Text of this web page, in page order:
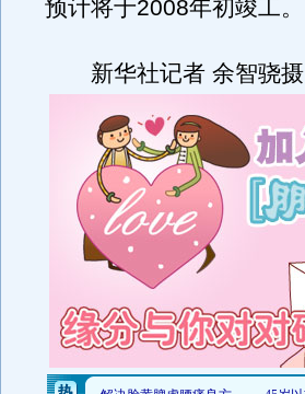
预计将于2008年初竣工。
新华社记者 余智骁摄